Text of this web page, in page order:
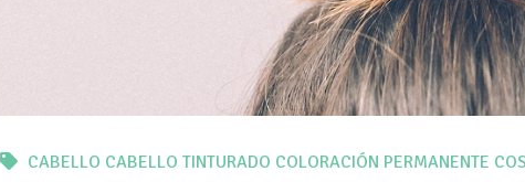
CABELLO CABELLO TINTURADO COLORACIÓN PERMANENTE